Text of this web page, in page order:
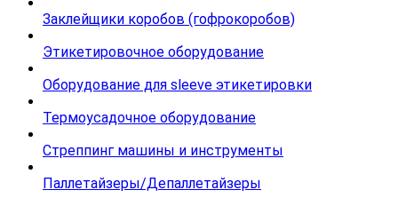
Заклейщики коробов (гофрокоробов)
Этикетировочное оборудование
Оборудование для sleeve этикетировки
Термоусадочное оборудование
Стреппинг машины и инструменты
Паллетайзеры/Депаллетайзеры